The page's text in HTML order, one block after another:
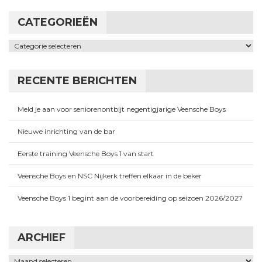
CATEGORIEËN
Categorieën
RECENTE BERICHTEN
Meld je aan voor seniorenontbijt negentigjarige Veensche Boys
Nieuwe inrichting van de bar
Eerste training Veensche Boys 1 van start
Veensche Boys en NSC Nijkerk treffen elkaar in de beker
Veensche Boys 1 begint aan de voorbereiding op seizoen 2026/2027
ARCHIEF
Archief